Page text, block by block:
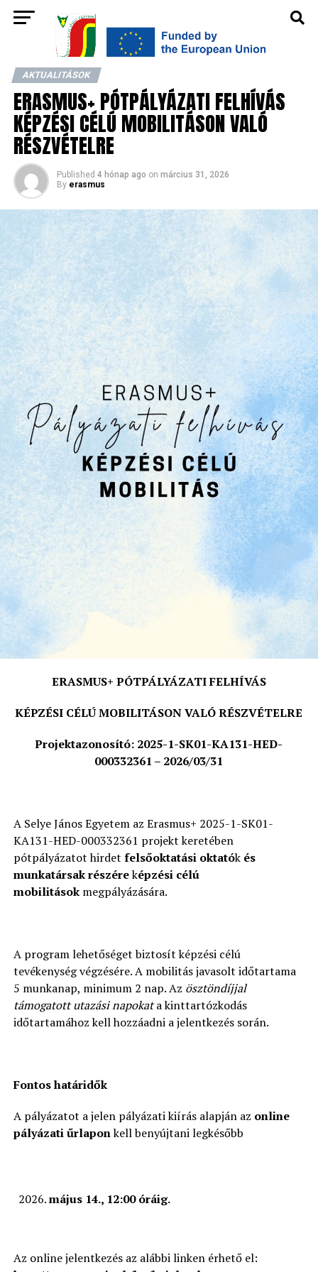
AKTUALITÁSOK
ERASMUS+ PÓTPÁLYÁZATI FELHÍVÁS
KÉPZÉSI CÉLÚ MOBILITÁSON VALÓ
RÉSZVÉTELRE
Published 4 hónap ago on március 31, 2026
By erasmus
ERASMUS+ PÓTPÁLYÁZATI FELHÍVÁS
KÉPZÉSI CÉLÚ MOBILITÁSON VALÓ RÉSZVÉTELRE
Projektazonosító: 2025-1-SK01-KA131-HED-
000332361 – 2026/03/31
A Selye János Egyetem az Erasmus+ 2025-1-SK01-
KA131-HED-000332361 projekt keretében
pótpályázatot hirdet felsőoktatási oktatókés
munkatársak részéreképzési célú
mobilitásokmegpályázására.
A program lehetőséget biztosít képzési célú
tevékenység végzésére. A mobilitás javasolt időtartama
5 munkanap, minimum 2 nap. Az ösztöndíjjal
támogatott utazási napokata kinttartózkodás
időtartamához kell hozzáadni a jelentkezés során.
Fontos határidők
A pályázatot a jelen pályázati kiírás alapján az online
pályázati űrlaponkell benyújtani legkésőbb
május 14., 12:00 óráig.
Az online jelentkezés az alábbi linken érhető el: